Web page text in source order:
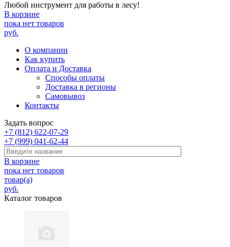
Любой инструмент для работы в лесу!
В корзине
пока нет товаров
руб.
О компании
Как купить
Оплата и Доставка
Способы оплаты
Доставка в регионы
Самовывоз
Контакты
Задать вопрос
+7 (812) 622-07-29
+7 (999) 041-62-44
В корзине
пока нет товаров
товар(а)
руб.
Каталог товаров